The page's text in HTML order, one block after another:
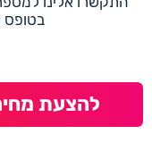
בטופס
להצעת